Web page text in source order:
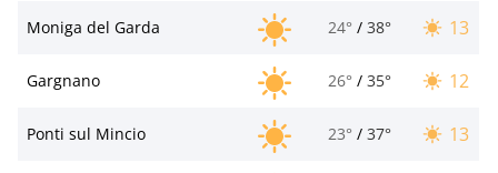
Moniga del Garda 24° / 38° 13
Gargnano 26° / 35° 12
Ponti sul Mincio 23° / 37° 13